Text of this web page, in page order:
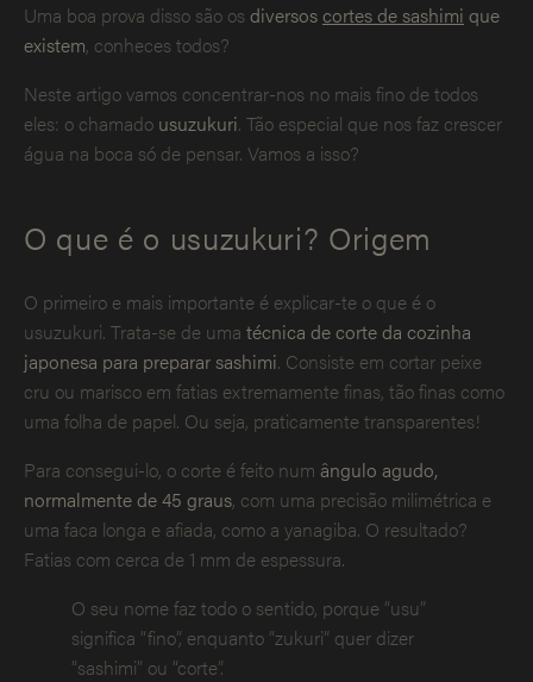
Uma boa prova disso são os diversoscortes de sashimi que
existem, conheces todos?
Neste artigo vamos concentrar-nos no mais fino de todos
eles: o chamado usuzukuri. Tão especial que nos faz crescer
água na boca só de pensar. Vamos a isso?
O que é o usuzukuri? Origem
O primeiro e mais importante é explicar-te o que é o
usuzukuri. Trata-se de uma técnica de corte da cozinha
japonesa para preparar sashimi. Consiste em cortar peixe
cru ou marisco em fatias extremamente finas, tão finas como
uma folha de papel. Ou seja, praticamente transparentes!
Para consegui-lo, o corte é feito num ângulo agudo,
normalmente de 45 graus, com uma precisão milimétrica e
uma faca longa e afiada, como a yanagiba. O resultado?
Fatias com cerca de 1 mm de espessura.
O seu nome faz todo o sentido, porque “usu”
significa “fino”, enquanto “zukuri” quer dizer
“sashimi” ou “corte”.